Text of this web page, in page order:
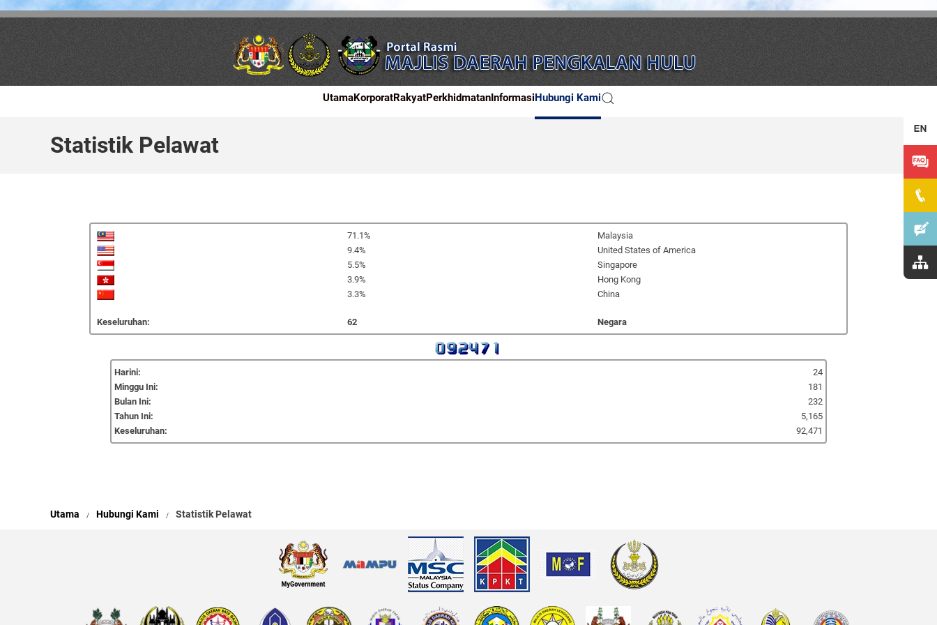
UtamaKorporatRakyatPerkhidmatanInformasiHubungi Kami
Statistik Pelawat
71.1%
Malaysia
9.4%
United States of America
5.5%
Singapore
3.9%
Hong Kong
3.3%
China
Keseluruhan: 62 Negara
Harini:
24
Minggu Ini:
181
Bulan Ini:
232
Tahun Ini:
5,165
Keseluruhan:
92,471
Utama Hubungi Kami Statistik Pelawat